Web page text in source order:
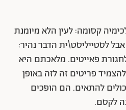
קסומה: לעין הלא מיומנת
לסטייליסט\ית הדבר נהיר:
פאייטים. מלאכתם היא
פריטים זה לזה באופן
להתאים. הם הופכים
לקסם.